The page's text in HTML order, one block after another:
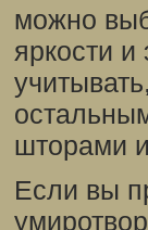
можно
яркости
шторами
Если вы